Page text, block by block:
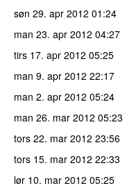
søn 29. apr 2012 01:24
man 23. apr 2012 04:27
tirs 17. apr 2012 05:25
man 9. apr 2012 22:17
man 2. apr 2012 05:24
man 26. mar 2012 05:23
tors 22. mar 2012 23:56
tors 15. mar 2012 22:33
lør 10. mar 2012 05:25